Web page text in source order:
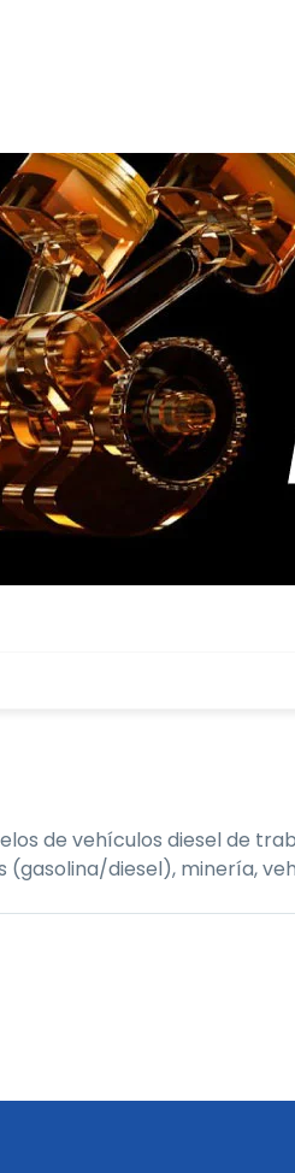
de vehículos diesel de
diesel), minería,